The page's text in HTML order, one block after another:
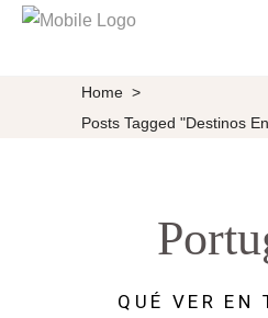
Home >
Posts Tagged "destinos
QUÉ VER EN